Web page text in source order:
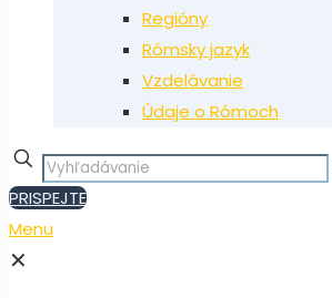
Regióny
Rómsky jazyk
Vzdelávanie
Údaje o Rómoch
PRISPEJTE
Menu
✕